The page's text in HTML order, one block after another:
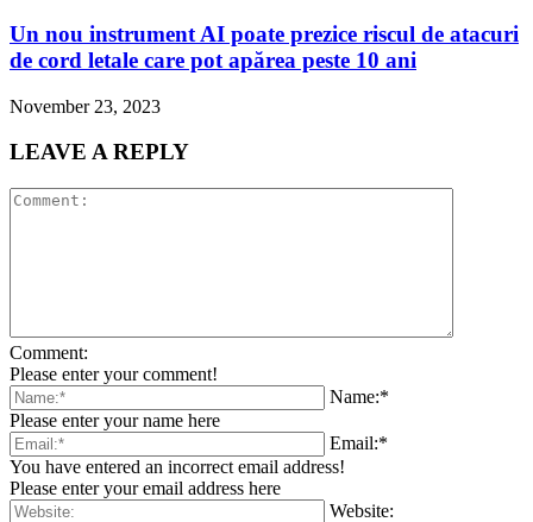
Un nou instrument AI poate prezice riscul de atacuri
de cord letale care pot apărea peste 10 ani
November 23, 2023
LEAVE A REPLY
Comment:
Please enter your comment!
Name:*
Please enter your name here
Email:*
You have entered an incorrect email address!
Please enter your email address here
Website: